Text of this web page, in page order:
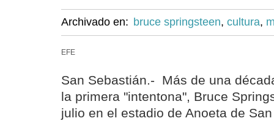
Archivado en: bruce springsteen, cultura,
EFE
San Sebastián.- Más de una
la primera "intentona", Bruce
julio en el estadio de Anoeta de